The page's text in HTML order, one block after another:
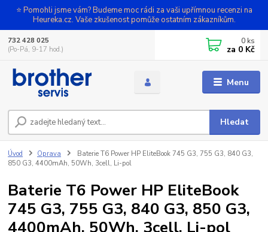
⭐ Pomohli jsme vám? Budeme moc rádi za vaši upřímnou recenzi na
Heureka.cz. Vaše zkušenost pomůže ostatním zákazníkům.
Menu
Hledat
732 428 025
(Po-Pá, 9-17 hod.)
0 ks
za 0 Kč
Úvod Oprava
Baterie T6 Power HP EliteBook 745 G3, 755 G3, 840 G3,
850 G3, 4400mAh, 50Wh, 3cell, Li-pol
Baterie T6 Power HP EliteBook
745 G3, 755 G3, 840 G3, 850 G3,
4400mAh, 50Wh, 3cell, Li-pol